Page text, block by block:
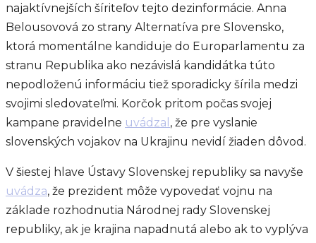
najaktívnejších šíriteľov tejto dezinformácie. Anna
Belousovová zo strany Alternatíva pre Slovensko,
ktorá momentálne kandiduje do Europarlamentu za
stranu Republika ako nezávislá kandidátka túto
nepodloženú informáciu tiež sporadicky šírila medzi
svojimi sledovateľmi. Korčok pritom počas svojej
kampane pravidelne uvádzal , že pre vyslanie
slovenských vojakov na Ukrajinu nevidí žiaden dôvod.
V šiestej hlave Ústavy Slovenskej republiky sa navyše
uvádza, že prezident môže vypovedať vojnu na
základe rozhodnutia Národnej rady Slovenskej
republiky, ak je krajina napadnutá alebo ak to vyplýva